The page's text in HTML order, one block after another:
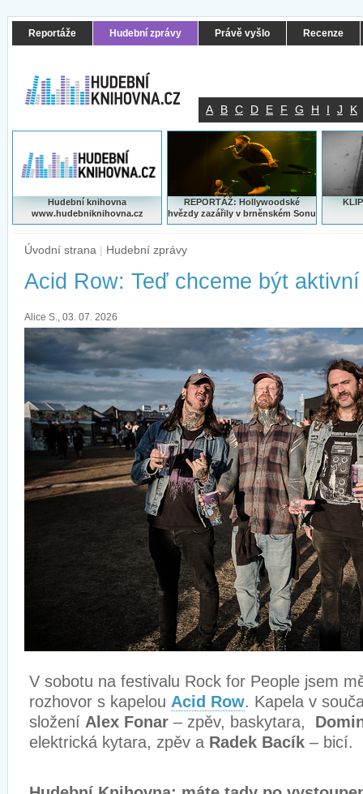
Reportáže Hudební zprávy Právě vyšlo Recenze
A B C D E F G H I J K
Hudební knihovna
www.hudebniknihovna.cz
REPORTÁŽ: Hollywoodské
hvězdy zazářily v brněnském Sonu
Úvodní strana | Hudební zprávy
Acid Row: Teď chceme být
Alice S., 03. 07. 2026
V sobotu na festivalu Rock for People jsem
rozhovor s kapelou Acid Row. Kapela v
složení Alex Fonar – zpěv, baskytara,
elektrická kytara, zpěv a Radek Bacík – bicí.